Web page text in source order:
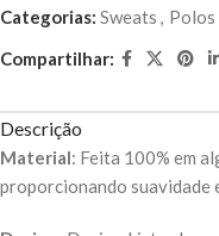
Categorias: Sweats , Polos
Compartilhar:
Descrição
Material: Feita 100% em
proporcionando suavidade